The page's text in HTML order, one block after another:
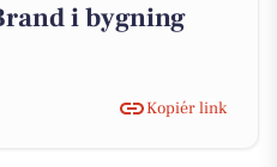
i bygning
Kopiér link